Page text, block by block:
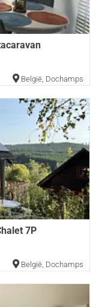
België Dochamps
7P
België Dochamps